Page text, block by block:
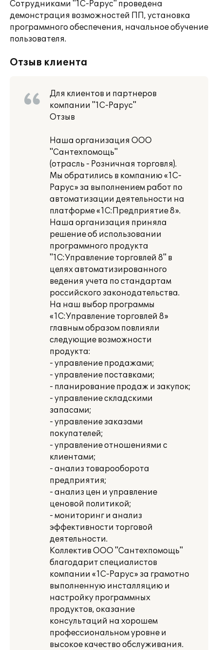
Сотрудниками "1С-Рарус" проведена
демонстрация возможностей ПП, установка
программного обеспечения, начальное обучение
пользователя.
Отзыв клиента
Для клиентов и партнеров
компании "1С-Рарус"
Отзыв
Наша организация ООО
"Сантехпомощь"
(отрасль - Розничная торговля).
Мы обратились в компанию «1С-
Рарус» за выполнением работ по
автоматизации деятельности на
платформе «1С:Предприятие 8».
Наша организация приняла
решение об использовании
программного продукта
"1С:Управление торговлей 8" в
целях автоматизированного
ведения учета по стандартам
российского законодательства.
На наш выбор программы
«1С:Управление торговлей 8»
главным образом повлияли
следующие возможности
продукта:
- управление продажами;
- управление поставками;
- планирование продаж и закупок;
- управление складскими
запасами;
- управление заказами
покупателей;
- управление отношениями с
клиентами;
- анализ товарооборота
предприятия;
- анализ цен и управление
ценовой политикой;
- мониторинг и анализ
эффективности торговой
деятельности.
Коллектив ООО "Сантехпомощь"
благодарит специалистов
компании «1С-Рарус» за грамотно
выполненную инсталляцию и
настройку программных
продуктов, оказание
консультаций на хорошем
профессиональном уровне и
высокое качество обслуживания.